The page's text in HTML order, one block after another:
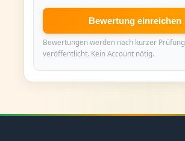
Bewertung einreichen
Bewertungen werden nach kurzer Prüfung
veröffentlicht. Kein Account nötig.